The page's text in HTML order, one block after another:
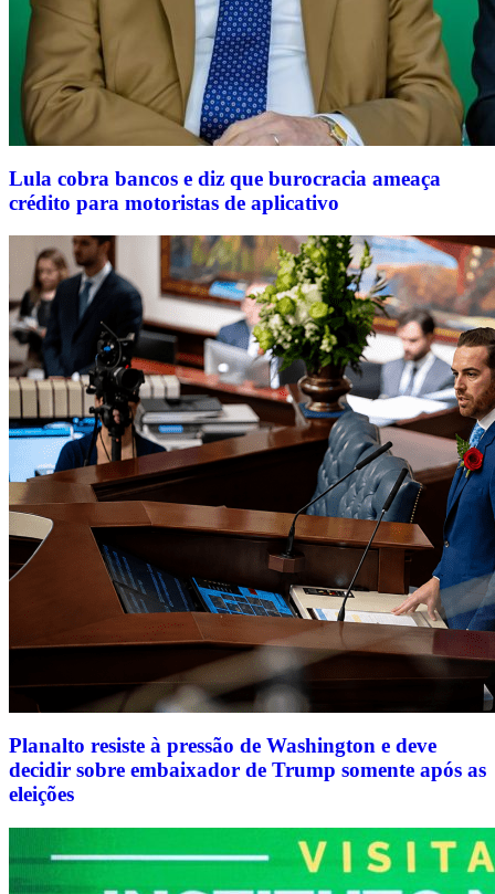
Lula cobra bancos e diz que burocracia ameaça
crédito para motoristas de aplicativo
Planalto resiste à pressão de Washington e deve
decidir sobre embaixador de Trump somente após as
eleições